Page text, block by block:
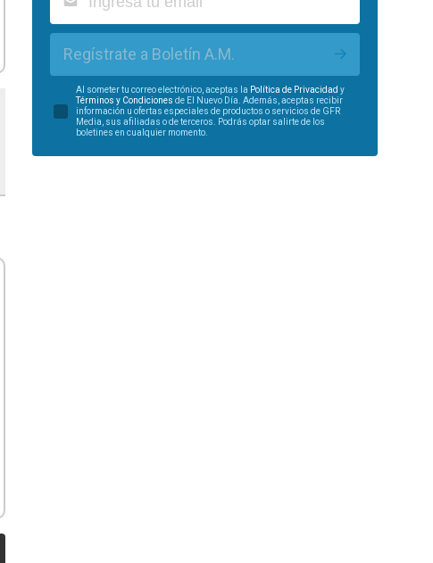
Regístrate a Boletín A.M.
Al someter tu correo electrónico, aceptas la Política de Privacidad y
Términos y Condiciones de El Nuevo Día. Además, aceptas recibir
información u ofertas especiales de productos o servicios de GFR
Media, sus afiliadas o de terceros. Podrás optar salirte de los
boletines en cualquier momento.